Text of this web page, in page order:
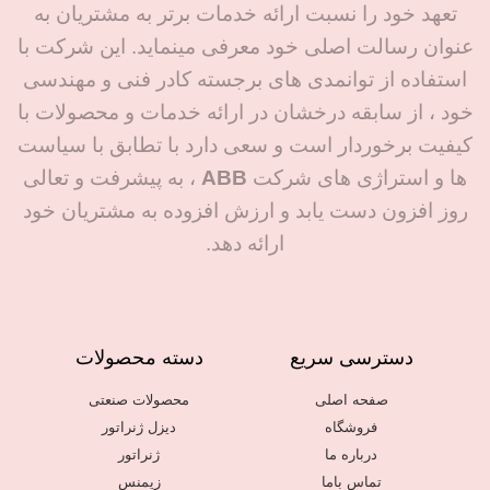
معتبر را با استانداردهای بین‌المللی.
تعهد خود را نسبت ارائه خدمات برتر به مشتریان به
عنوان رسالت اصلی خود معرفی مینماید. این شرکت با
استفاده از توانمدی های برجسته کادر فنی و مهندسی
خود ، از سابقه درخشان در ارائه خدمات و محصولات با
کیفیت برخوردار است و سعی دارد با تطابق با سیاست
ها و استراژی های شرکت ABB ، به پیشرفت و تعالی
روز افزون دست یابد و ارزش افزوده به مشتریان خود
ارائه دهد.
دسترسی سریع
صفحه اصلی
فروشگاه
درباره ما
تماس باما
دسته محصولات
محصولات صنعتی
دیزل ژنراتور
ژنراتور
زیمنس